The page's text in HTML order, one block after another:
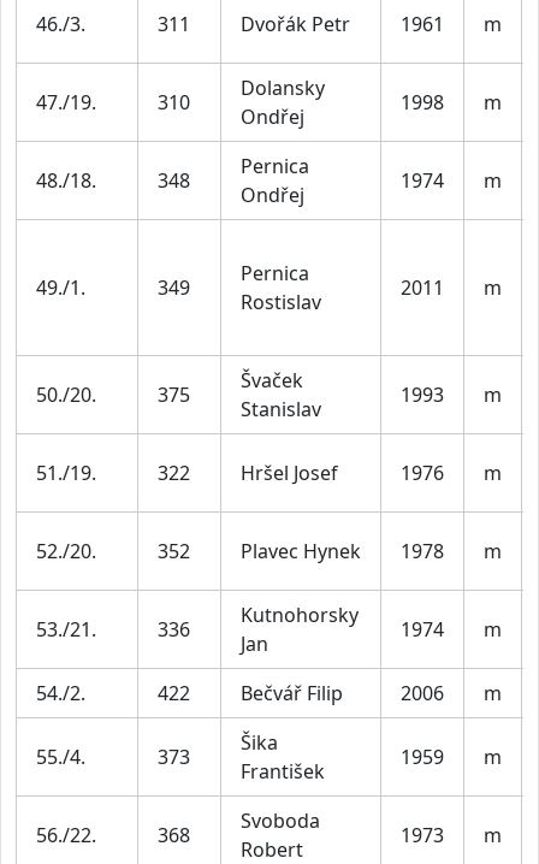
46./3. 311 Dvořák Petr 1961 m
47./19. 310
Dolansky
Ondřej
1998 m
48./18. 348
Pernica
Ondřej
1974 m
49./1. 349
Pernica
Rostislav
2011 m
50./20. 375
Švaček
Stanislav
1993 m
51./19. 322 Hršel Josef 1976 m
52./20. 352 Plavec Hynek 1978 m
53./21. 336
Kutnohorsky
Jan
1974 m
54./2. 422 Bečvář Filip 2006 m
55./4. 373
Šika
František
1959 m
56./22. 368
Svoboda
Robert
1973 m